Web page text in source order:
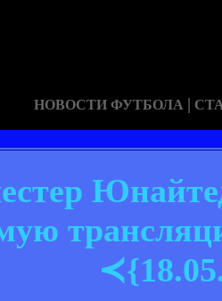
НОВОСТИ ФУТБОЛА |